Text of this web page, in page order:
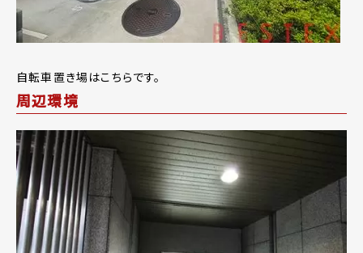
自転車置き場はこちらです。
周辺環境